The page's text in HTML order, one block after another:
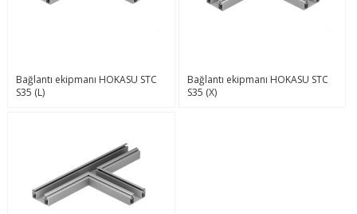
Bağlantı ekipmanı HOKASU STC
S35 (L)
Bağlantı ekipmanı HOKASU STC
S35 (X)